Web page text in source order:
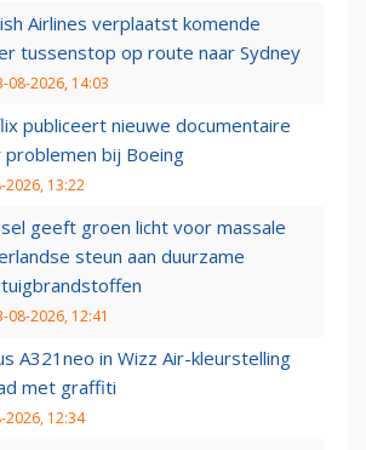
Airlines verplaatst komende
tussenstop op route naar Sydney
08-2026, 14:03
publiceert nieuwe documentaire
problemen bij Boeing
2026, 13:22
geeft groen licht voor massale
steun aan duurzame
08-2026, 12:41
A321neo in Wizz Air-kleurstelling
met graffiti
2026, 12:34